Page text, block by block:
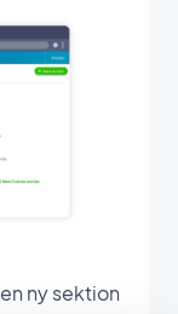
ny sektion